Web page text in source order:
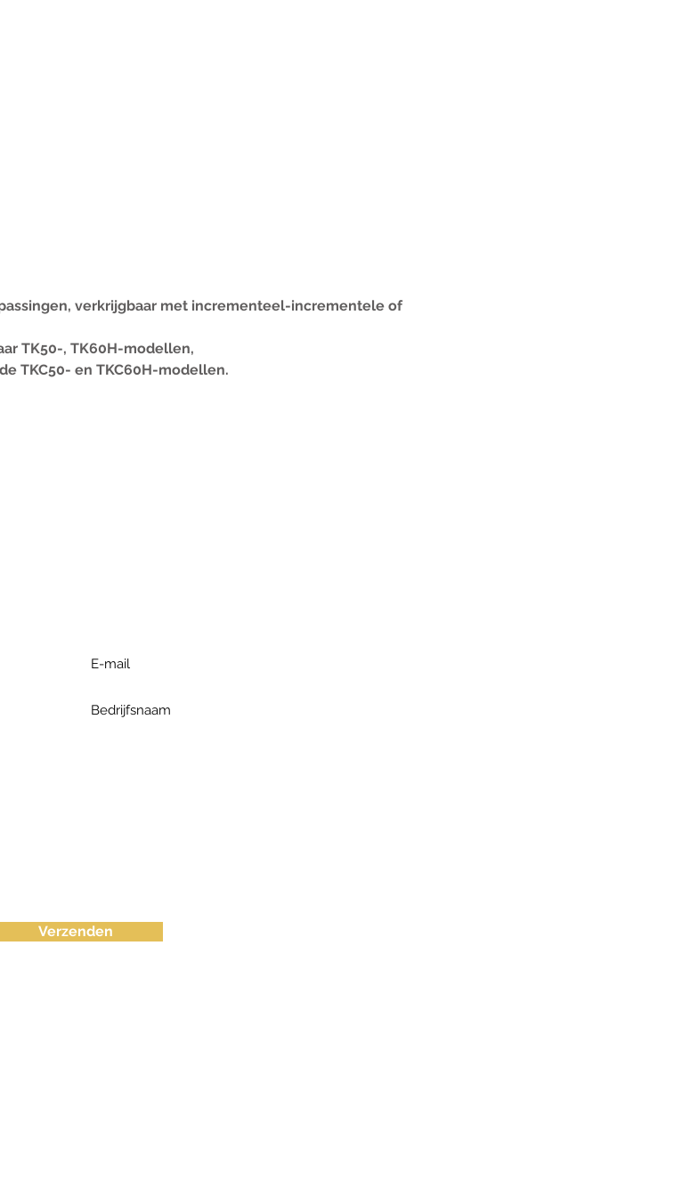
verkrijgbaar met incrementeel-incrementele of
TK50-, TK60H-modellen,
TKC50- en TKC60H-modellen.
Verzenden